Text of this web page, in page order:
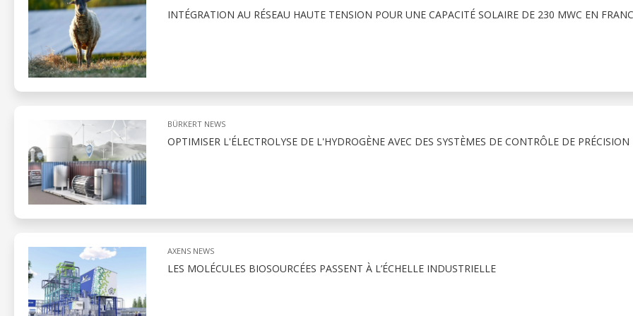
INTÉGRATION AU RÉSEAU HAUTE TENSION POUR UNE CAPACITÉ SOLAIRE DE 230 MWC EN
BÜRKERT NEWS
OPTIMISER L'ÉLECTROLYSE DE L'HYDROGÈNE AVEC DES SYSTÈMES DE CONTRÔLE DE PRÉCISION
AXENS NEWS
LES MOLÉCULES BIOSOURCÉES PASSENT À L’ÉCHELLE INDUSTRIELLE